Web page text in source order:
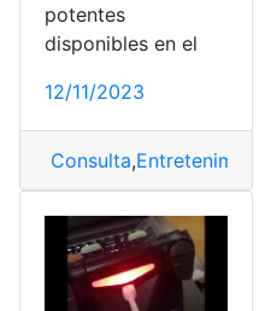
Ps4
potentes
disponibles en el
12/11/2023
Consulta,